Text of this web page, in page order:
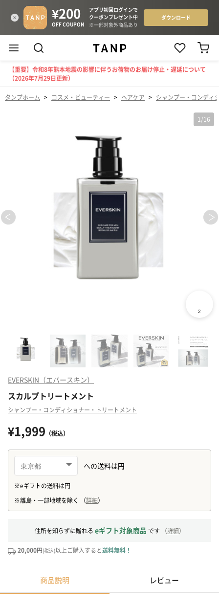
【重要】令和8年熊本地震の影響に伴うお荷物のお届け停止・遅延について
（2026年7月29日更新）
タンプホーム > コスメ・ビューティー > ヘアケア > シャンプー・コンディ
1 /16
EVERSKIN（エバースキン）
スカルプトリートメント
シャンプー・コンディショナー・トリートメント
¥1,999 （税込）
住所を知らずに贈れる eギフト対象商品 です （詳細）
20,000円(税込)以上ご購入すると送料無料！
商品説明 レビュー